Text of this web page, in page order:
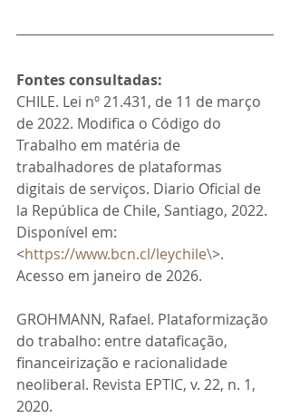
Fontes consultadas:
CHILE. Lei nº 21.431, de 11 de março
de 2022. Modifica o Código do
Trabalho em matéria de
trabalhadores de plataformas
digitais de serviços. Diario Oficial de
la República de Chile, Santiago, 2022.
Disponível em:
<https://www.bcn.cl/leychile\>.
Acesso em janeiro de 2026.
GROHMANN, Rafael. Plataformização
do trabalho: entre dataficação,
financeirização e racionalidade
neoliberal. Revista EPTIC, v. 22, n. 1,
2020.